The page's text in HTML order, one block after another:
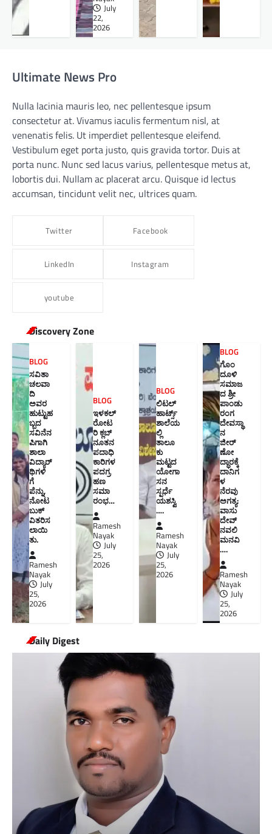
July
22,
2026
Ultimate News Pro
Nulla lacinia mauris leo, nec pellentesque ipsum
consectetur at. Vivamus iaculis fermentum nisl, at
venenatis felis. Ut imperdiet pellentesque eleifend.
Vestibulum eget porta justo, quis gravida tortor. Duis at
porta nunc. Nunc sed lacus varius, pellentesque metus at,
lobortis dui. Nullam ac placerat arcu. Quisque id lectus
accumsan, tincidunt velit nec, ultrices quam.
Twitter Facebook
LinkedIn Instagram
youtube
Discovery Zone
BLOG
ಸವಿತಾ
ಚಲವಾ
ದಿ
ಅವರ
ಹುಟ್ಟುಹ
ಬ್ಬದ
ಸವಿನೆನ
ಪಿಗಾಗಿ
ಶಾಲಾ
ವಿದ್ಯಾರ್
ಥಿಗಳಿ
ಗೆ
ಪೆನ್ನು,
ನೋಟ
ಬುಕ್
ವಿತರಿಸ
ಲಾಯಿ
ತು.
Ramesh
Nayak
July
25,
2026
BLOG
ಇಳಕಲ್
ರೋಟ
ರಿ ಕ್ಲಬ್
ನೂತನ‌
ಪದಾಧಿ
ಕಾರಿಗಳ
ಪದಗ್ರ
ಹಣ
ಸಮಾ
ರಂಭ…
Ramesh
Nayak
July
25,
2026
BLOG
ಲಿಟಲ್
ಹಾರ್ಟ್ಸ್
ಶಾಲೆಯ
ಲ್ಲಿ
ತಾಲೂ
ಕು
ಮಟ್ಟದ
ಯೋಗಾ
ಸನ
ಸ್ಪರ್ಧೆ
ಯಶಸ್ವಿ
….
Ramesh
Nayak
July
25,
2026
BLOG
ಗೊಂ
ದೂಳಿ
ಸಮಾಜ
ದ ಶ್ರೀ
ಪಾಂಡು
ರಂಗ
ದೇವಸ್ಥಾ
ನ
ಜೀರ್
ಣೋ
ದ್ಧಾರಕ್ಕೆ
ದಾನಿಗ
ಳ
ನೆರವು
ಅಗತ್ಯ:
ವಾಸು
ದೇವ್
ನವಲಿ
ಮನವಿ​
….
Ramesh
Nayak
July
25,
2026
Daily Digest